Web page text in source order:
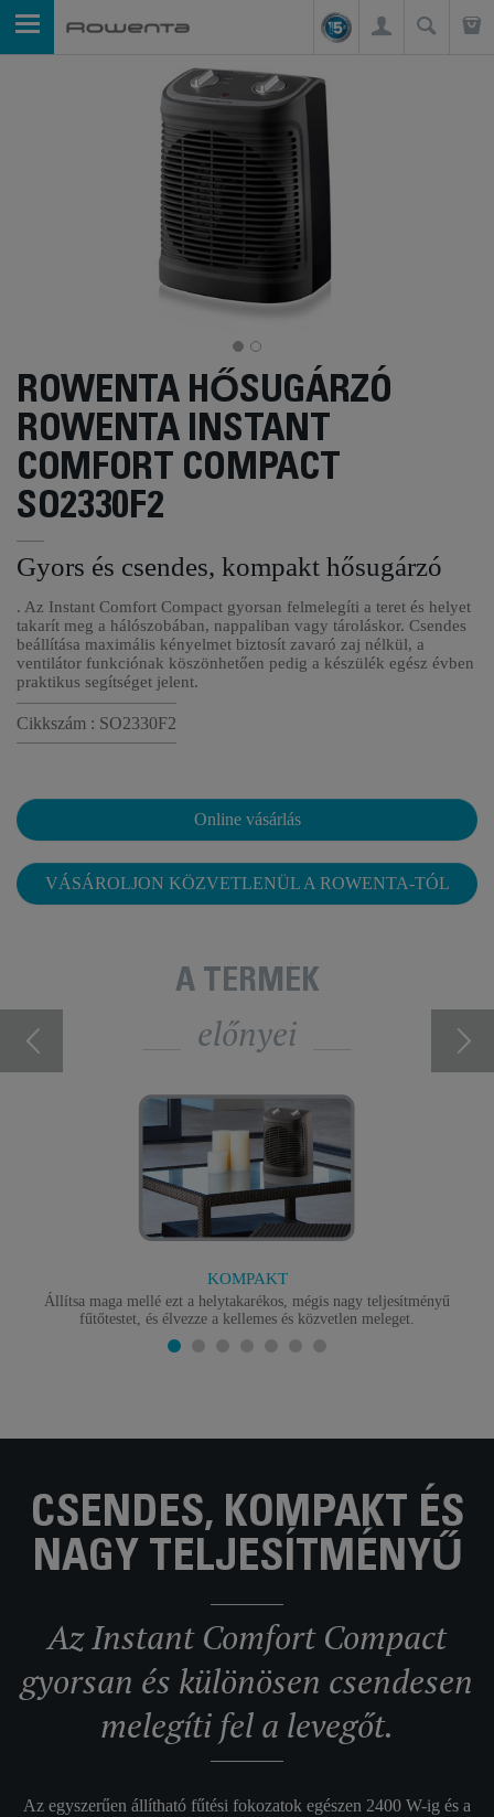
ROWENTA HŐSUGÁRZÓ
ROWENTA INSTANT
COMFORT COMPACT
SO2330F2
Gyors és csendes, kompakt hősugárzó
. Az Instant Comfort Compact gyorsan felmelegíti a teret és helyet
takarít meg a hálószobában, nappaliban vagy tároláskor. Csendes
beállítása maximális kényelmet biztosít zavaró zaj nélkül, a
ventilátor funkciónak köszönhetően pedig a készülék egész évben
praktikus segítséget jelent.
Cikkszám : SO2330F2
Online vásárlás
VÁSÁROLJON KÖZVETLENÜL A ROWENTA-TÓL
A TERMÉK
előnyei
KOMPAKT
Állítsa maga mellé ezt a helytakarékos, mégis nagy teljesítményű
fűtőtestet, és élvezze a kellemes és közvetlen meleget.
CSENDES, KOMPAKT ÉS
NAGY TELJESÍTMÉNYŰ
Az Instant Comfort Compact
gyorsan és különösen csendesen
melegíti fel a levegőt.
Az egyszerűen állítható fűtési fokozatok egészen 2400 W-ig és a